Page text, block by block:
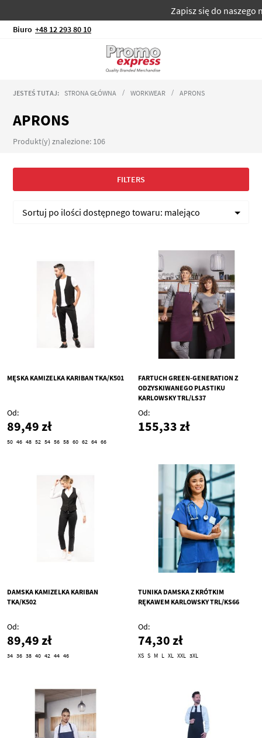
Zapisz się do naszego
Biuro +48 12 293 80 10
JESTEŚ TUTAJ: STRONA GŁÓWNA WORKWEAR APRONS
APRONS
Produkt(y) znalezione: 106
FILTERS
Sortuj po ilości dostępnego towaru: malejąco
MĘSKA KAMIZELKA KARIBAN TKA/K501
Od
89,49 zł
50 46 48 52 54 56 58 60 62 64 66
FARTUCH GREEN-GENERATION Z
ODZYSKIWANEGO PLASTIKU
KARLOWSKY TRL/LS37
Od
155,33 zł
DAMSKA KAMIZELKA KARIBAN
TKA/K502
Od
89,49 zł
34 36 38 40 42 44 46
TUNIKA DAMSKA Z KRÓTKIM
RĘKAWEM KARLOWSKY TRL/KS66
Od
74,30 zł
XS S M L XL XXL 3XL